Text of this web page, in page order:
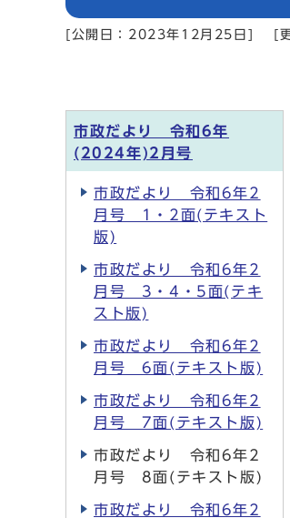
[公開日：2023年12月25日] [
市政だより 令和6年
(2024年)2月号
市政だより 令和6年2
月号 1・2面(テキスト
版)
市政だより 令和6年2
月号 3・4・5面(テキ
スト版)
市政だより 令和6年2
月号 6面(テキスト版)
市政だより 令和6年2
月号 7面(テキスト版)
市政だより 令和6年2
月号 8面(テキスト版)
市政だより 令和6年2